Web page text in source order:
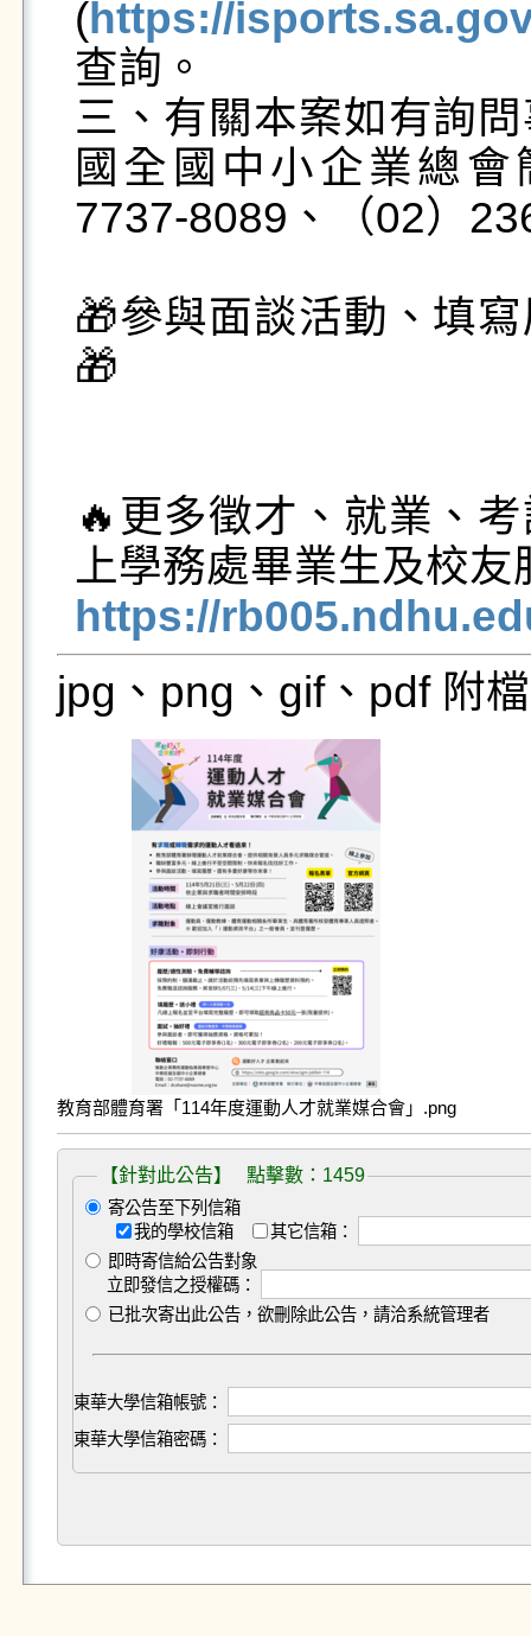
(https://
查詢。
三、有關本案如有詢
國全國中小企業總
7737-8089、（02）
🎁參與面談活動、填
🎁
🔥更多徵才、就業、
https://
jpg、png、gif、pdf 附
教育部體育署「114年度運動人才就業媒合會」.png
【針對此公告】 點擊數：1459
寄公告至下列信箱
我的學校信箱
其它信箱：
即時寄信給公告對象
立即發信之授權碼：
已批次寄出此公告，欲刪除此公告，請洽系統管理者
東華大學信箱帳號：
東華大學信箱密碼：